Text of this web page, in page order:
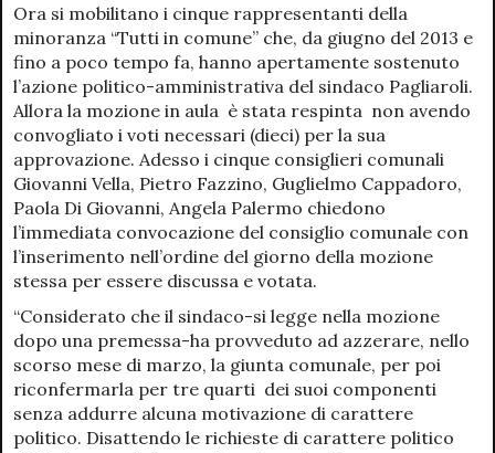
Ora si mobilitano i cinque rappresentanti della
minoranza “Tutti in comune” che, da giugno del 2013 e
fino a poco tempo fa, hanno apertamente sostenuto
l’azione politico-amministrativa del sindaco Pagliaroli.
Allora la mozione in aula è stata respinta non avendo
convogliato i voti necessari (dieci) per la sua
approvazione. Adesso i cinque consiglieri comunali
Giovanni Vella, Pietro Fazzino, Guglielmo Cappadoro,
Paola Di Giovanni, Angela Palermo chiedono
l’immediata convocazione del consiglio comunale con
l’inserimento nell’ordine del giorno della mozione
stessa per essere discussa e votata.
“Considerato che il sindaco-si legge nella mozione
dopo una premessa-ha provveduto ad azzerare, nello
scorso mese di marzo, la giunta comunale, per poi
riconfermarla per tre quarti dei suoi componenti
senza addurre alcuna motivazione di carattere
politico. Disattendo le richieste di carattere politico